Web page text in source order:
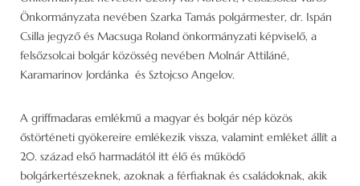
Önkormányzata nevében Szarka Tamás polgármester, dr. Ispán
Csilla jegyző és Macsuga Roland önkormányzati képviselő, a
felsőzsolcai bolgár közösség nevében Molnár Attiláné,
Karamarinov Jordánka és Sztojcso Angelov.
A griffmadaras emlékmű a magyar és bolgár nép közös
őstörténeti gyökereire emlékezik vissza, valamint emléket állít a
20. század első harmadától itt élő és működő
bolgárkertészeknek, azoknak a férfiaknak és családoknak, akik